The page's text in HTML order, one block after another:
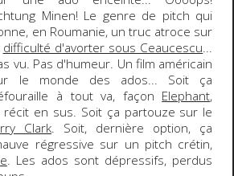
Minen!Le genre de pitch qui
en Roumanie, un truc atroce sur
difficulté d'avorter sous Ceaucescu...
vu. Pas d'humeur. Un film américain
le monde des ados... Soit ça
à tout va, façon Elephant,
en sus. Soit ça partouze sur le
Clark. Soit, dernière option, ça
régressive sur un pitch crétin,
. Les ados sont dépressifs, perdus